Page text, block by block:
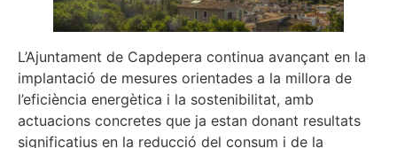
L’Ajuntament de Capdepera continua avançant en la
implantació de mesures orientades a la millora de
l’eficiència energètica i la sostenibilitat, amb
actuacions concretes que ja estan donant resultats
significatius en la reducció del consum i de la